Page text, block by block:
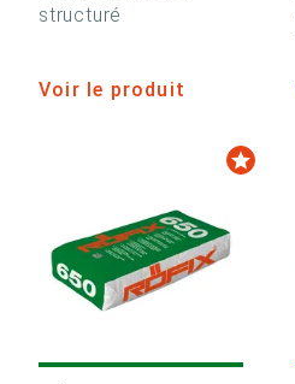
structuré
Voir le produit